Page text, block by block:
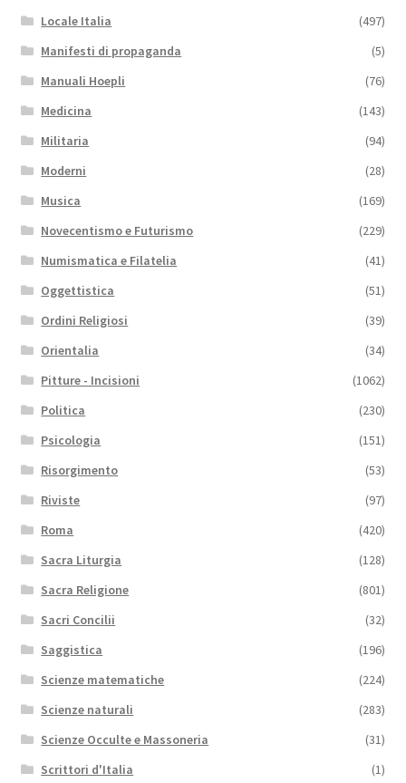
Locale Italia
(497)
Manifesti di propaganda
(5)
Manuali Hoepli
(76)
Medicina
(143)
Militaria
(94)
Moderni
(28)
Musica
(169)
Novecentismo e Futurismo
(229)
Numismatica e Filatelia
(41)
Oggettistica
(51)
Ordini Religiosi
(39)
Orientalia
(34)
Pitture - Incisioni
(1062)
Politica
(230)
Psicologia
(151)
Risorgimento
(53)
Riviste
(97)
Roma
(420)
Sacra Liturgia
(128)
Sacra Religione
(801)
Sacri Concilii
(32)
Saggistica
(196)
Scienze matematiche
(224)
Scienze naturali
(283)
Scienze Occulte e Massoneria
(31)
Scrittori d'Italia
(1)